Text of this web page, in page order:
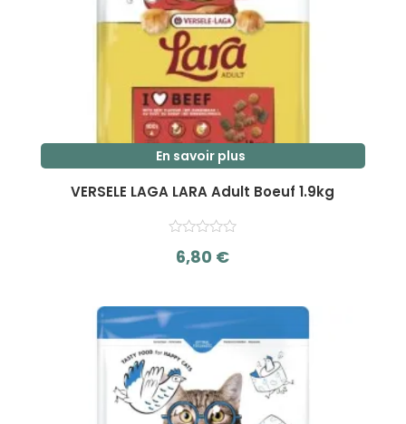
En savoir plus
VERSELE LAGA LARA Adult Boeuf 1.9kg
u
r
6,80 €